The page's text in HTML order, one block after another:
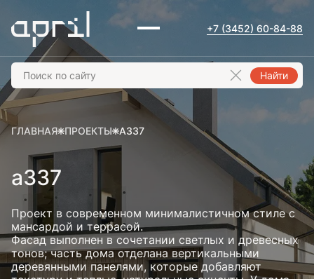
+7 (3452) 60-84-88
Найти
ГЛАВНАЯ ПРОЕКТЫ А337
а337
Проект в современном минималистичном стиле с
мансардой и террасой.
Фасад выполнен в сочетании светлых и древесных
тонов; часть дома отделана вертикальными
деревянными панелями, которые добавляют